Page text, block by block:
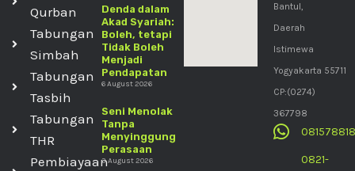
Qurban
Tabungan
Simbah
Tabungan
Tasbih
Tabungan
THR
Pembiayaan
Denda dalam
Akad Syariah:
Boleh, tetapi
Tidak Boleh
Menjadi
Pendapatan
6 August 2026
Seni Menolak
Tanpa
Menyinggung
Perasaan
3 August 2026
Bantul,
Daerah
Istimewa
Yogyakarta 55711
CP:(0274)
367798
0821-